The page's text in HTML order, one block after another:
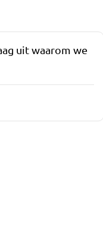
uit waarom we